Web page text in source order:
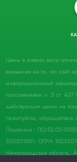
Цены в аптеках могут
внимание на то, что сайт
информационный
положениями п. 2 ст.
действующих ценах на
пожалуйста,
Лицензия - ЛО-52-02-
520201001; ОГРН
Нижегородская область,